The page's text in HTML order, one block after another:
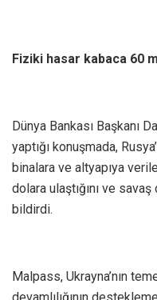
Fiziki hasar kabaca 60
Dünya Bankası Başkanı
yaptığı konuşmada,
binalara ve altyapıya
dolara ulaştığını ve
bildirdi.
Malpass, Ukrayna’nın
devamlılığının